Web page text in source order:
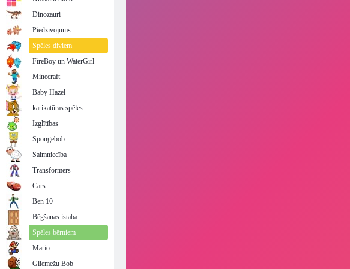
Dinozauri
Piedzīvojums
Spēles diviem
FireBoy un WaterGirl
Minecraft
Baby Hazel
karikatūras spēles
Izglītības
Spongebob
Saimniecība
Transformers
Cars
Ben 10
Bēgšanas istaba
Spēles bērniem
Mario
Gliemežu Bob